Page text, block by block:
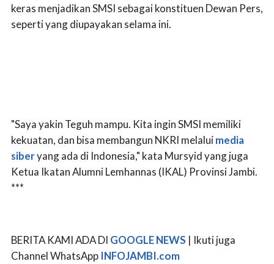
keras menjadikan SMSI sebagai konstituen Dewan Pers,
seperti yang diupayakan selama ini.
"Saya yakin Teguh mampu. Kita ingin SMSI memiliki
kekuatan, dan bisa membangun NKRI melaluimedia
siberyang ada di Indonesia," kata Mursyid yang juga
Ketua Ikatan Alumni Lemhannas (IKAL) Provinsi Jambi.
***
BERITA KAMI ADA DI GOOGLE NEWS | Ikuti juga
Channel WhatsApp INFOJAMBI.com